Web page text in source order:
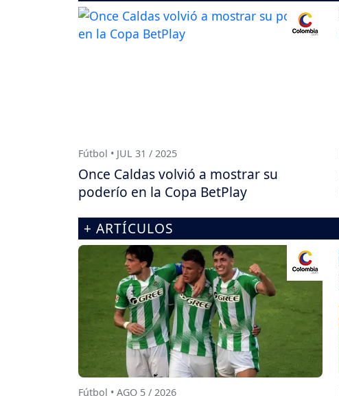
Fútbol • JUL 31 / 2025
Once Caldas volvió a mostrar su
poderío en la Copa BetPlay
+ ARTÍCULOS
Fútbol • AGO 5 / 2026